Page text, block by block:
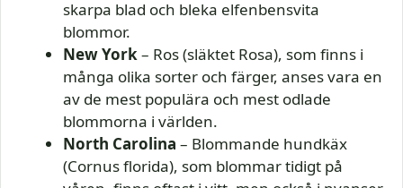
skarpa blad och bleka elfenbensvita
blommor.
New York– Ros (släktet Rosa), som finns i
många olika sorter och färger, anses vara en
av de mest populära och mest odlade
blommorna i världen.
North Carolina – Blommande hundkäx
(Cornus florida), som blommar tidigt på